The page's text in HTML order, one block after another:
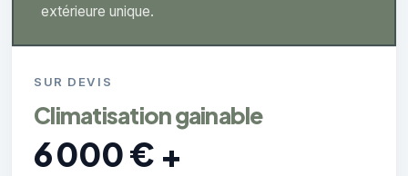
extérieure unique.
SUR DEVIS
Climatisation gainable
6 000 € +